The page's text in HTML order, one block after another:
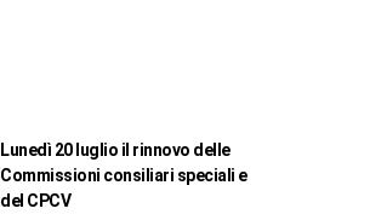
Lunedì 20 luglio il rinnovo delle
Commissioni consiliari speciali e
del CPCV